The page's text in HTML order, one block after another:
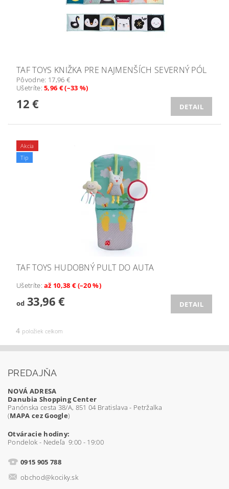
TAF TOYS KNIŽKA PRE NAJMENŠÍCH SEVERNÝ PÓL
Pôvodne: 17,96 €
Ušetríte:5,96 € (–33 %)
12 € DETAIL
Akcia
Tip
TAF TOYS HUDOBNÝ PULT DO AUTA
Ušetríte:až 10,38 € (–20 %)
od33,96 € DETAIL
4 položiek celkom
PREDAJŇA
NOVÁ ADRESA
Danubia Shopping Center
Panónska cesta 38/A, 851 04 Bratislava - Petržalka
(MAPA cez Google)
Otváracie hodiny:
Pondelok - Nedeľa 9:00 - 19:00
0915 905 788
obchod@kociky.sk